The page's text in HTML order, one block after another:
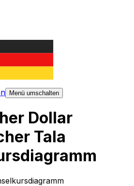
Menü umschalten
Dollar
Tala